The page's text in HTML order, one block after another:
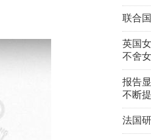
联合
英国
不舍
报告
不断
法国